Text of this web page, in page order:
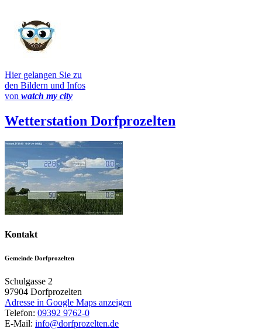
Hier gelangen Sie zu
den Bildern und Infos
von watch my city
Wetterstation Dorfprozelten
Kontakt
Gemeinde Dorfprozelten
Schulgasse 2
97904 Dorfprozelten
Adresse in Google Maps anzeigen
Telefon: 09392 9762-0
E-Mail: info@dorfprozelten.de